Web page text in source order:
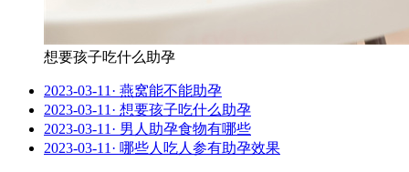
想要孩子吃什么助孕
2023-03-11 · 燕窝能不能助孕
2023-03-11 · 想要孩子吃什么助孕
2023-03-11 · 男人助孕食物有哪些
2023-03-11 · 哪些人吃人参有助孕效果